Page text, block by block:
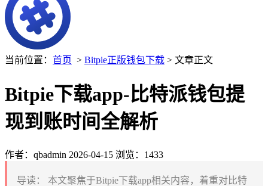
当前位置： 首页 > Bitpie正版钱包下载 > 文章正文
Bitpie下载app-比特派钱包提
现到账时间全解析
作者：qbadmin 2026-04-15 浏览：1433
导读：
本文聚焦于Bitpie下载app相关内容，着重对比特